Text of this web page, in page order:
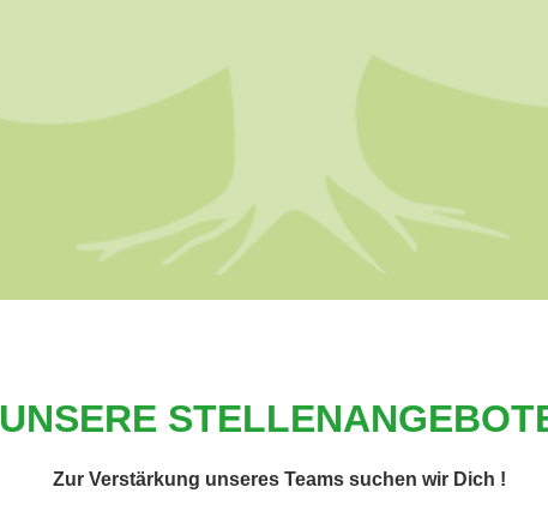
UNSERE
Zur Verstärkung unseres Teams suchen wir Dich !